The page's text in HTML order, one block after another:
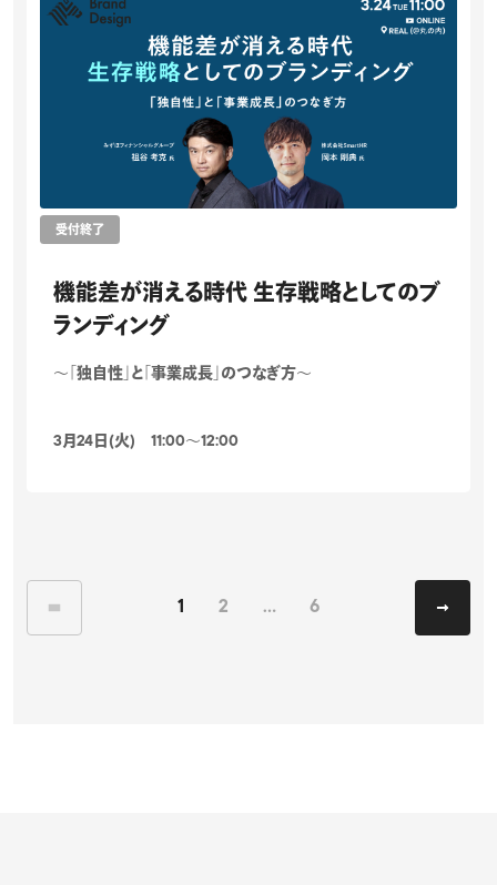
受付終了
機能差が消える時代 生存戦略としてのブ
ランディング
～「独自性」と「事業成長」のつなぎ方～
3月24日(火) 11:00〜12:00
1 2 … 6